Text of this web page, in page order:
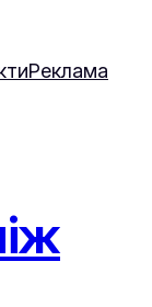
Реклама